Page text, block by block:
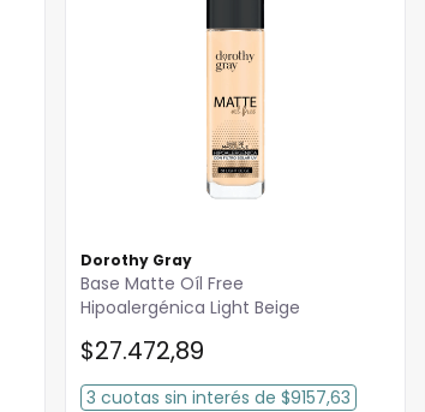
Dorothy Gray
Base Matte Oíl Free
Hipoalergénica Light Beige
$27.472,89
3 cuotas sin interés de $9157,63